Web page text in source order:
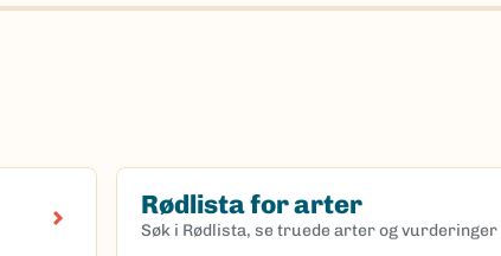
Rødlista for arter
Søk i Rødlista, se truede arter og vurderinger